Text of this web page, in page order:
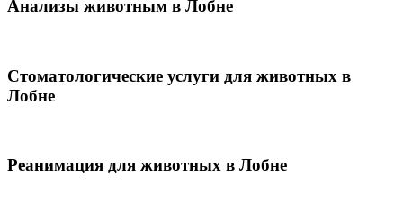
Анализы животным в Лобне
Стоматологические услуги для животных в
Лобне
Реанимация для животных в Лобне